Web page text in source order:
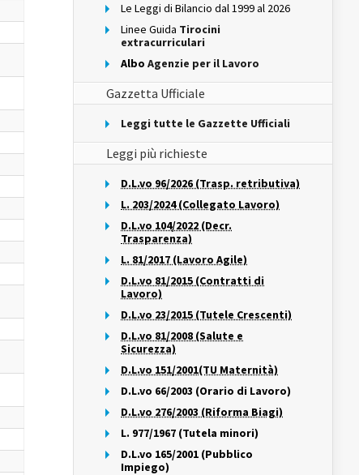
Le Leggi di Bilancio dal 1999 al 2026
Linee Guida Tirocini
extracurriculari
Albo Agenzie per il Lavoro
Gazzetta Ufficiale
Leggi tutte le Gazzette Ufficiali
Leggi più richieste
D.L.vo 96/2026 (Trasp. retributiva)
L. 203/2024 (Collegato Lavoro)
D.L.vo 104/2022 (Decr.
Trasparenza)
L. 81/2017 (Lavoro Agile)
D.L.vo 81/2015 (Contratti di
Lavoro)
D.L.vo 23/2015 (Tutele Crescenti)
D.L.vo 81/2008 (Salute e
Sicurezza)
D.L.vo 151/2001(TU Maternità)
D.L.vo 66/2003 (Orario di Lavoro)
D.L.vo 276/2003 (Riforma Biagi)
L. 977/1967 (Tutela minori)
D.L.vo 165/2001 (Pubblico
Impiego)